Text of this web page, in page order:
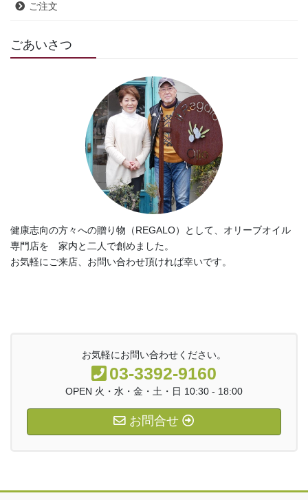
ご注文
ごあいさつ
健康志向の方々への贈り物（REGALO）として、オリーブオイル
専門店を 家内と二人で創めました。
お気軽にご来店、お問い合わせ頂ければ幸いです。
お気軽にお問い合わせください。
03-3392-9160
OPEN 火・水・金・土・日 10:30 - 18:00
お問合せ